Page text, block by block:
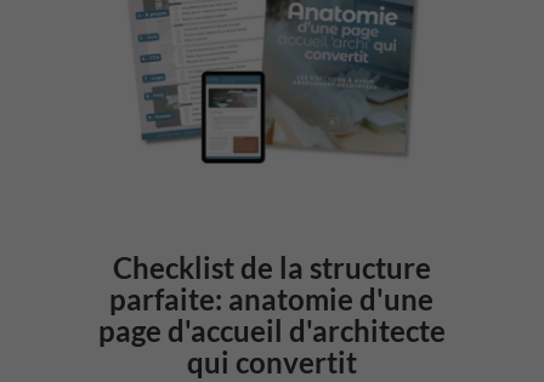
Checklist de la structure
parfaite: anatomie d'une
page d'accueil d'architecte
qui convertit